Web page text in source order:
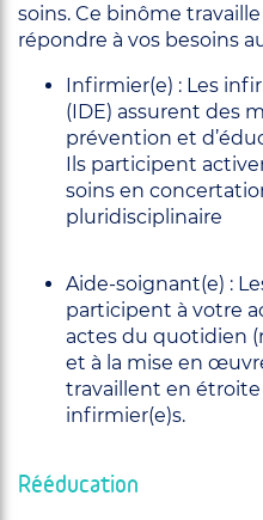
soins. Ce binôme
répondre à vos besoins
Infirmier(e) : Les
(IDE) assurent des
prévention et
Ils participent
soins en
pluridisciplinaire
Aide-soignant(e) :
participent à votre
actes du quotidien
et à la mise en
travaillent en
infirmier(e)s.
Rééducation